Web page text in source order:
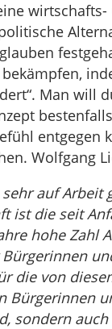
wirtschafts-
Man will
entgegen
Wolfgang
auf Arbeit
ist die seit
hohe Zahl
die von
Bürgerinnen
sondern auch